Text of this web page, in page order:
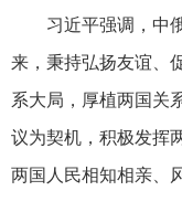
习近平强调，中
来，秉持弘扬友谊、
系大局，厚植两国关
议为契机，积极发挥
两国人民相知相亲、